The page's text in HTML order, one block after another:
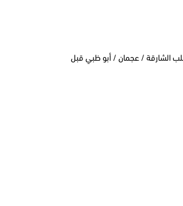
في دبي اطلب قبل الساعة 2 ظهراً لطلب الشارقة / عجمان / أبو ظبي قبل